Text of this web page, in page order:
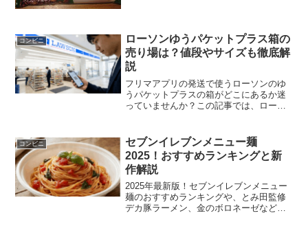
味しいです＾＾...
コンビニ
ローソンゆうパケットプラス箱の
売り場は？値段やサイズも徹底解
説
フリマアプリの発送で使うローソンのゆ
うパケットプラスの箱がどこにあるか迷
っていませんか？この記事では、ローソ
ト、再利用の条件まで詳しく解説しま
す。初めてでも失敗しない発送手順を知
って、ローソンのゆうパケットプラスの
箱を賢く活用しましょう。
コンビニ
セブンイレブンメニュー麺
2025！おすすめランキングと新
作解説
2025年最新版！セブンイレブンメニュー
麺のおすすめランキングや、とみ田監修
デカ豚ラーメン、金のボロネーゼなど人